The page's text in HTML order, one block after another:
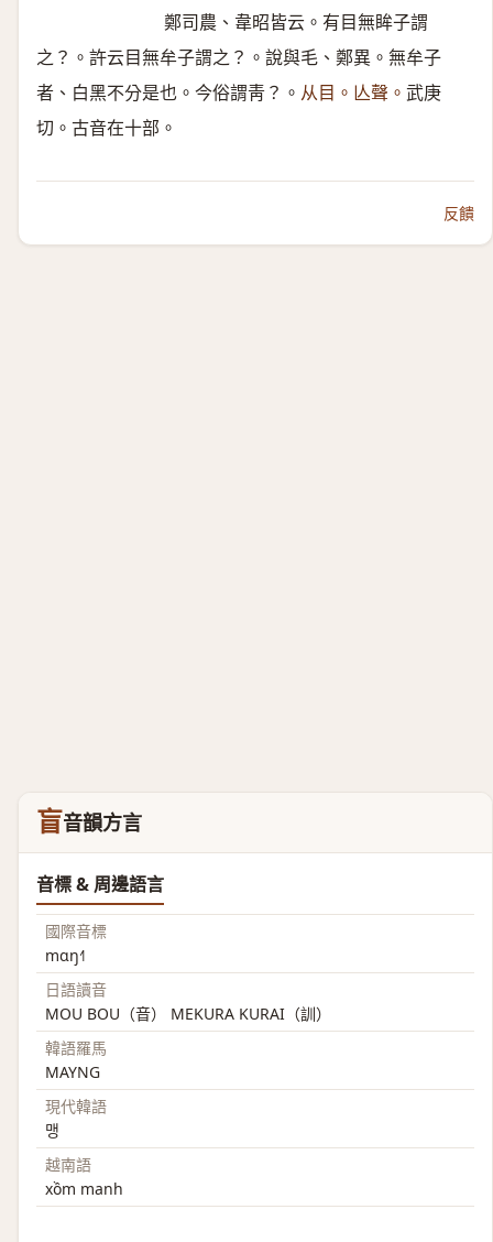
鄭司農、韋昭皆云。有目無眸子謂
之？。許云目無牟子謂之？。說與毛、鄭異。無牟子
者、白黑不分是也。今俗謂靑？。 从目。亾聲。 武庚
切。古音在十部。
反饋
盲音韻方言
音標 & 周邊語言
國際音標
mɑŋ˧˥
日語讀音
MOU BOU（音） MEKURA KURAI（訓）
韓語羅馬
MAYNG
現代韓語
맹
越南語
xồm manh